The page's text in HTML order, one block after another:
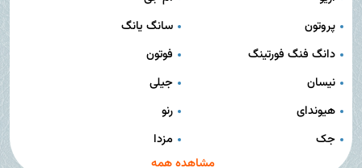
پروتون
سانگ یانگ
دانگ فنگ فورتینگ
فوتون
نیسان
جیلی
هیوندای
رنو
جک
مزدا
مشاهده همه